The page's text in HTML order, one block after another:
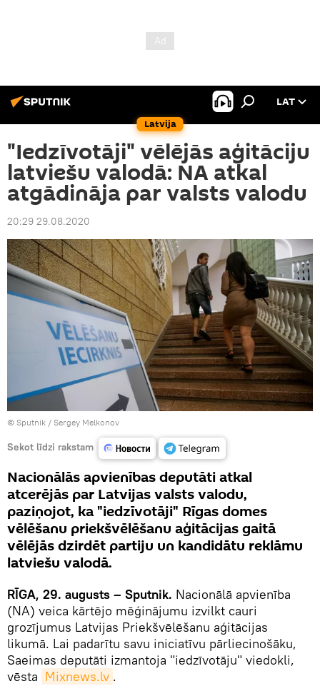
Latvija
LAT
"Iedzīvotāji" vēlējās aģitāciju
latviešu valodā: NA atkal
atgādināja par valsts valodu
20:29 29.08.2020
© Sputnik / Sergey Melkonov
Sekot līdzi rakstam
Nacionālās apvienības deputāti atkal
atcerējās par Latvijas valsts valodu,
paziņojot, ka "iedzīvotāji" Rīgas domes
vēlēšanu priekšvēlēšanu aģitācijas gaitā
vēlējās dzirdēt partiju un kandidātu reklāmu
latviešu valodā.
RĪGA, 29. augusts – Sputnik. Nacionālā apvienība
(NA) veica kārtējo mēģinājumu izvilkt cauri
grozījumus Latvijas Priekšvēlēšanu aģitācijas
likumā. Lai padarītu savu iniciatīvu pārliecinošāku,
Saeimas deputāti izmantoja "iedzīvotāju" viedokli,
vēsta Mixnews.lv .